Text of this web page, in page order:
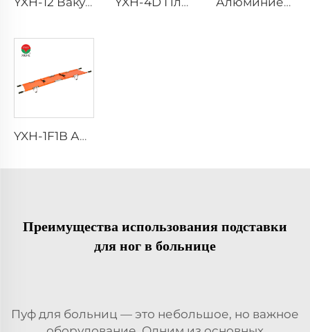
YXH-1F1B Алюминиевые Складные Носилки Для Внешней Медицины
Преимущества использования подставки
для ног в больнице
Пуф для больниц — это небольшое, но важное